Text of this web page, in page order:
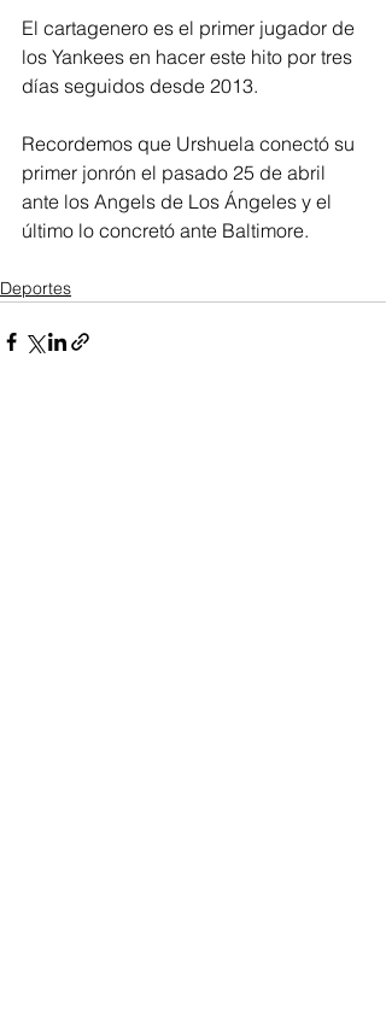
El cartagenero es el primer jugador de
los Yankees en hacer este hito por tres
días seguidos desde 2013.
Recordemos que Urshuela conectó su
primer jonrón el pasado 25 de abril
ante los Angels de Los Ángeles y el
último lo concretó ante Baltimore.
Deportes